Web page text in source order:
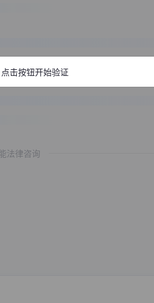
法律咨询
点击按钮开始验证